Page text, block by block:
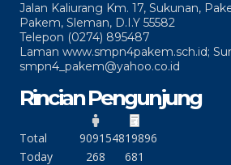
Jalan Kaliurang Km. 17, Sukunan,
Pakem, Sleman, D.I.Y 55582
Telepon (0274) 895487
Laman www.smpn4pakem.sch.id;
smpn4_pakem@yahoo.co.id
Rincian Pengunjung
Total 909154819896
Today
268
681